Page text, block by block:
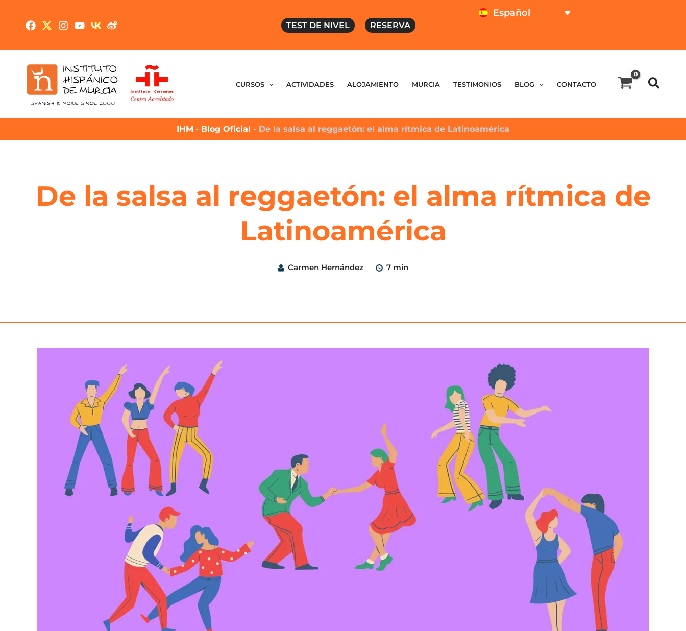
TEST DE NIVEL RESERVA
Español
CURSOS ACTIVIDADES ALOJAMIENTO MURCIA TESTIMONIOS BLOG CONTACTO
IHM - Blog Oficial - De la salsa al reggaetón: el alma rítmica de Latinoamérica
De la salsa al reggaetón: el alma rítmica de
Latinoamérica
Carmen Hernández 7 min